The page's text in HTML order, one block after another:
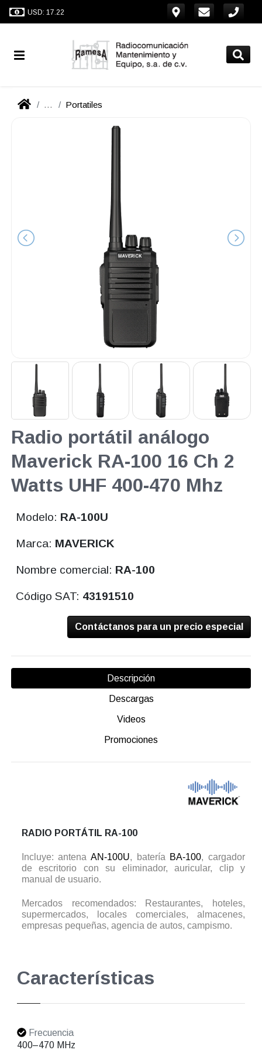
USD: 17.22
... Portatiles
Radio portátil análogo
Maverick RA-100 16 Ch 2
Watts UHF 400-470 Mhz
Modelo: RA-100U
Marca: MAVERICK
Nombre comercial: RA-100
Código SAT: 43191510
Contáctanos para un precio especial
Descripción
Descargas
Videos
Promociones
RADIO PORTÁTIL RA-100
Incluye: antenaAN-100U, batería BA-100, cargador
de escritorio con su eliminador, auricular, clip y
manual de usuario.
Mercados recomendados: Restaurantes, hoteles,
supermercados, locales comerciales, almacenes,
empresas pequeñas, agencia de autos, campismo.
Características
Frecuencia
400–470 MHz